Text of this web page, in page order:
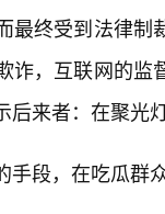
最终受到法律
诈，互联网的
后来者：在聚光
手段，在吃瓜群